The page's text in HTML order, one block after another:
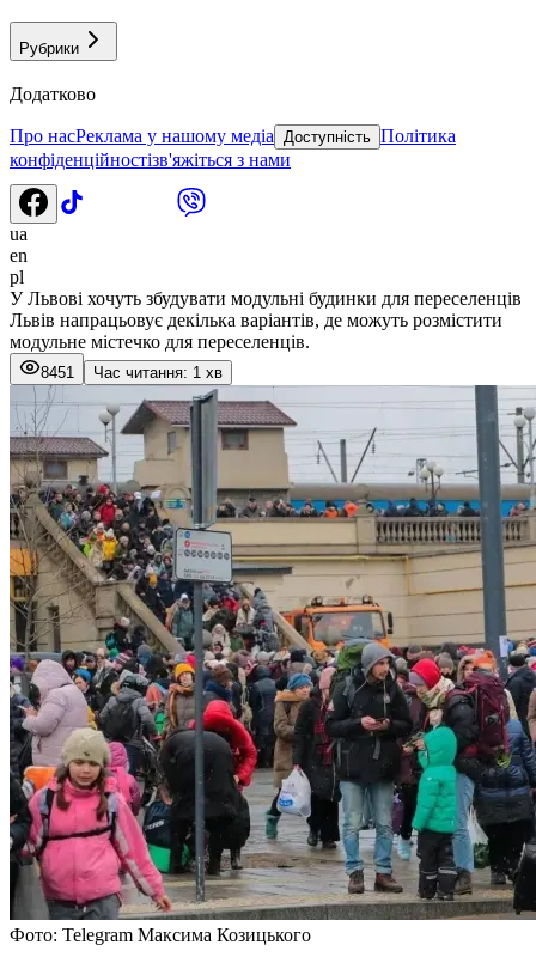
Рубрики
Додатково
Про насРеклама у нашому медіа Доступність Політика
конфіденційностізв'яжіться з нами
ua
en
pl
У Львові хочуть збудувати модульні будинки для переселенців
Львів напрацьовує декілька варіантів, де можуть розмістити
модульне містечко для переселенців.
8451 Час читання: 1 хв
Фото: Telegram Максима Козицького